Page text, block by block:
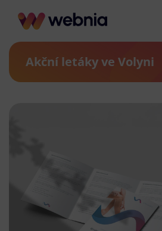
Akční letáky ve Volyni